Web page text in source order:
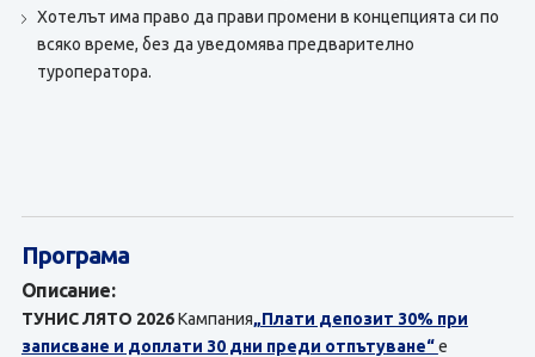
Хотелът има право да прави промени в концепцията си по
всяко време, без да уведомява предварително
туроператора.
Програма
Описание:
ТУНИС ЛЯТО 2026Кампания„Плати депозит 30% при
записване и доплати 30 дни преди отпътуване“е